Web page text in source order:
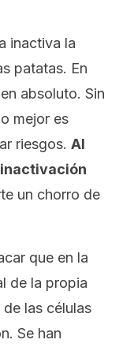
inactiva la
patatas. En
absoluto. Sin
mejor es
riesgos. Al
un chorro de
que en la
de la propia
las células
Se han